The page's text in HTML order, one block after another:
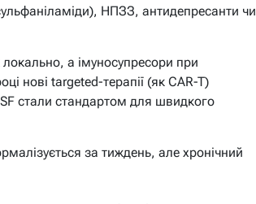
НПЗЗ, антидепресанти чи
а імуносупресори при
нові targeted-терапії (як CAR-T)
стали стандартом для швидкого
за тиждень, але хронічний